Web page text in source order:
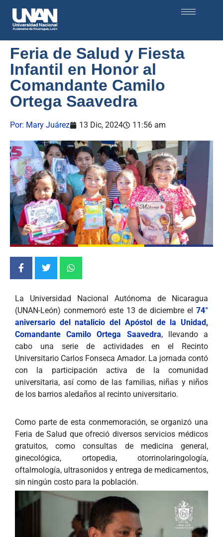
Feria de Salud y Fiesta
Infantil en Honor al
Comandante Camilo
Ortega Saavedra
Por: Mary Juárez 13 Dic, 2024 11:56 am
La Universidad Nacional Autónoma de Nicaragua
(UNAN-León) conmemoró este 13 de diciembre el 74°
aniversario del natalicio del Apóstol de la Unidad,
Comandante Camilo Ortega Saavedra, llevando a
cabo una serie de actividades en el Recinto
Universitario Carlos Fonseca Amador. La jornada contó
con la participación activa de la comunidad
universitaria, así como de las familias, niñas y niños
de los barrios aledaños al recinto universitario.
Como parte de esta conmemoración, se organizó una
Feria de Salud que ofreció diversos servicios médicos
gratuitos, como consultas de medicina general,
ginecológica, ortopedia, otorrinolaringología,
oftalmología, ultrasonidos y entrega de medicamentos,
sin ningún costo para la población.